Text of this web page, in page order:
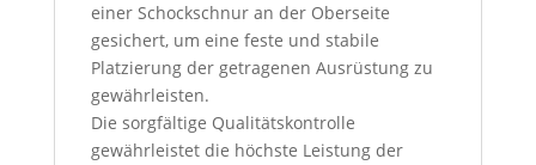
einer Schockschnur an der Oberseite
gesichert, um eine feste und stabile
Platzierung der getragenen Ausrüstung zu
gewährleisten.
Die sorgfältige Qualitätskontrolle
gewährleistet die höchste Leistung der